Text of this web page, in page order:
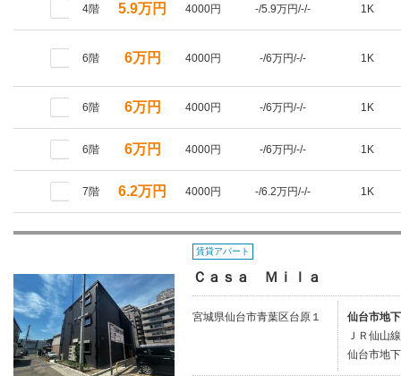
4階 5.9万円 4000円 -/5.9万円/-/- 1K
6階 6万円 4000円 -/6万円/-/- 1K
6階 6万円 4000円 -/6万円/-/- 1K
6階 6万円 4000円 -/6万円/-/- 1K
7階 6.2万円 4000円 -/6.2万円/-/- 1K
賃貸アパート
Ｃａｓａ Ｍｉｌａ
宮城県仙台市青葉区台原１
仙台市地
ＪＲ仙山
仙台市地